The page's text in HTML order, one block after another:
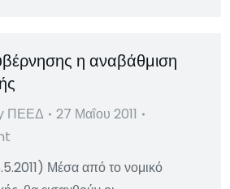
η αναβάθμιση
ΠΕΕΔ
27 Μαΐου 2011
Μέσα από το νομικό